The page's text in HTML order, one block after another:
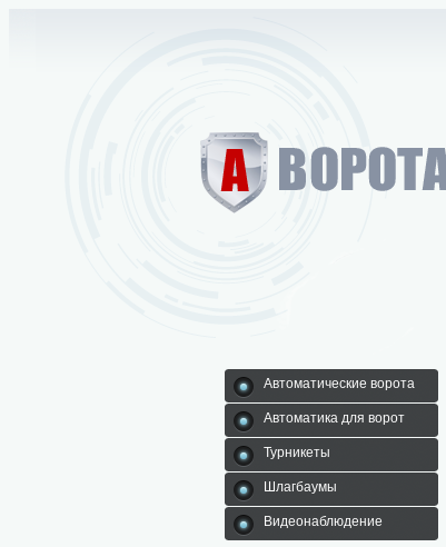
Автоматические ворота
Автоматика для ворот
Турникеты
Шлагбаумы
Видеонаблюдение